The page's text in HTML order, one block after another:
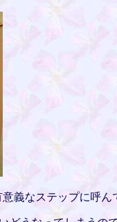
義なステップに呼ん